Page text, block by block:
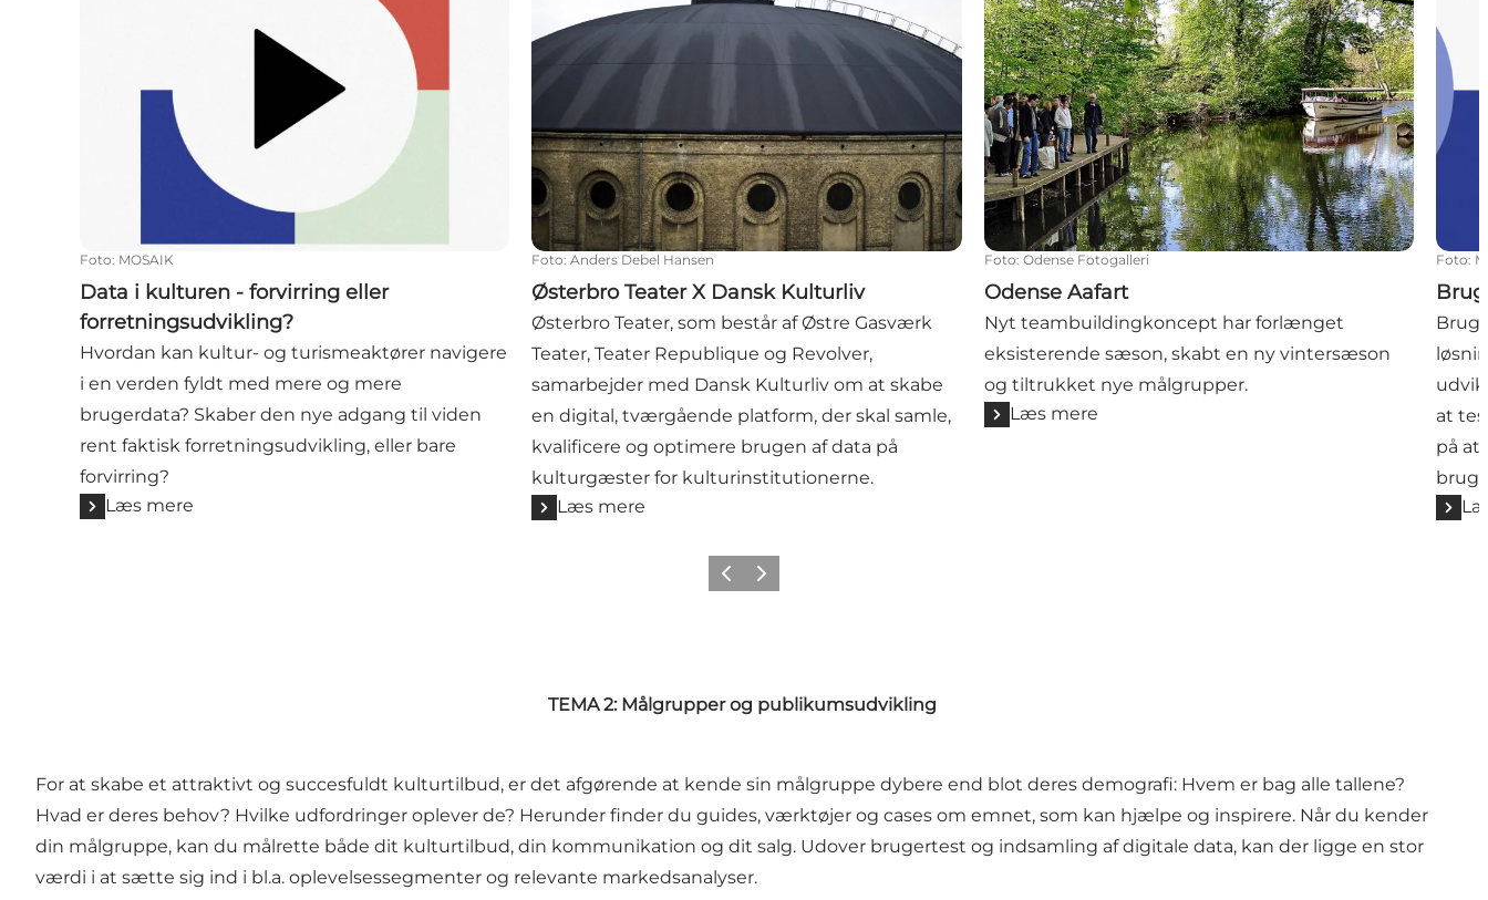
Foto: MOSAIK
Data i kulturen - forvirring eller
forretningsudvikling?
Hvordan kan kultur- og turismeaktører navigere
i en verden fyldt med mere og mere
brugerdata? Skaber den nye adgang til viden
rent faktisk forretningsudvikling, eller bare
forvirring?
Læs mere
Foto: Anders Debel Hansen
Østerbro Teater X Dansk Kulturliv
Østerbro Teater, som består af Østre Gasværk
Teater, Teater Republique og Revolver,
samarbejder med Dansk Kulturliv om at skabe
en digital, tværgående platform, der skal samle,
kvalificere og optimere brugen af data på
kulturgæster for kulturinstitutionerne.
Læs mere
Foto: Odense Fotogalleri
Odense Aafart
Nyt teambuildingkoncept har forlænget
eksisterende sæson, skabt en ny vintersæson
og tiltrukket nye målgrupper.
Læs mere
Foto:
at
på at
ForrigeNæste
TEMA 2: Målgrupper og publikumsudvikling
For at skabe et attraktivt og succesfuldt kulturtilbud, er det afgørende at kende sin målgruppe dybere end blot deres demografi: Hvem er bag alle tallene?
Hvad er deres behov? Hvilke udfordringer oplever de? Herunder finder du guides, værktøjer og cases om emnet, som kan hjælpe og inspirere. Når du kender
din målgruppe, kan du målrette både dit kulturtilbud, din kommunikation og dit salg. Udover brugertest og indsamling af digitale data, kan der ligge en stor
værdi i at sætte sig ind i bl.a. oplevelsessegmenter og relevante markedsanalyser.